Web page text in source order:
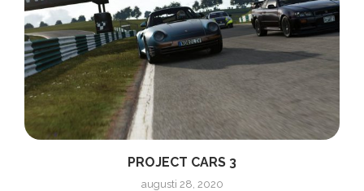
PROJECT CARS 3
augusti 28, 2020